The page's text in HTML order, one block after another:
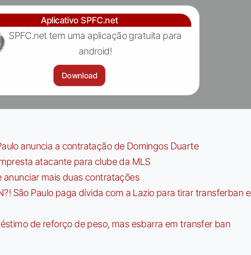
Aplicativo SPFC.net
SPFC.net tem uma aplicação gratuita para
android!
Download
anuncia a contratação de Domingos Duarte
atacante para clube da MLS
anunciar mais duas contratações
São Paulo paga dívida com a Lazio para tirar transferban e
de reforço de peso, mas esbarra em transfer ban